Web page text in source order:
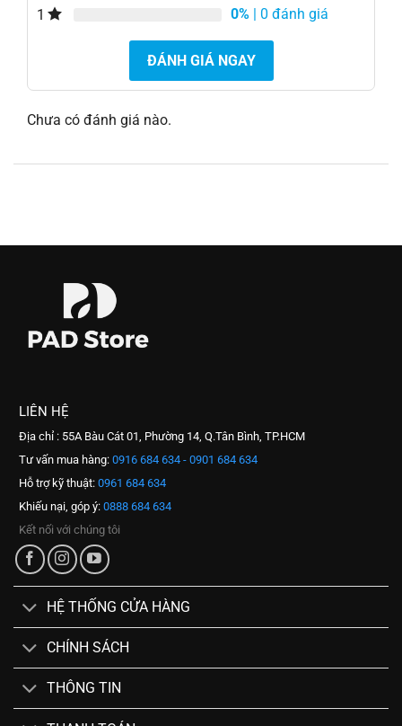
1
0% | 0 đánh giá
ĐÁNH GIÁ NGAY
Chưa có đánh giá nào.
LIÊN HỆ
Địa chỉ : 55A Bàu Cát 01, Phường 14, Q.Tân Bình, TP.HCM
Tư vấn mua hàng: 0916 684 634 - 0901 684 634
Hỗ trợ kỹ thuật: 0961 684 634
Khiếu nại, góp ý: 0888 684 634
Kết nối với chúng tôi
HỆ THỐNG CỬA HÀNG
CHÍNH SÁCH
THÔNG TIN